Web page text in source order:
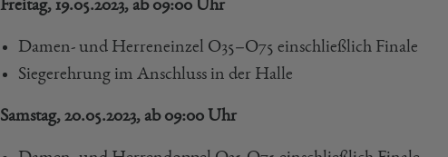
Freitag, 19.05.2023, ab 09:00 Uhr
Damen- und Herreneinzel O35–O75 einschließlich Finale
Siegerehrung im Anschluss in der Halle
Samstag, 20.05.2023, ab 09:00 Uhr